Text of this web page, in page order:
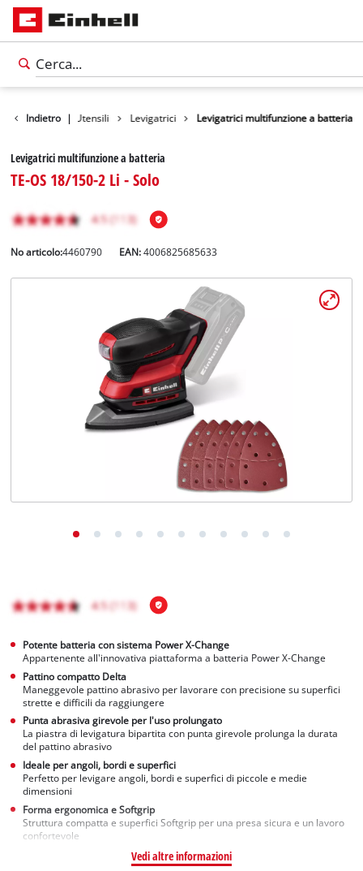
Indietro |
Prodotti Utensili Levigatrici Levigatrici multifunzione a batteria
Levigatrici multifunzione a batteria
TE-OS 18/150-2 Li - Solo
No articolo:4460790 EAN:4006825685633
Potente batteria con sistema Power X-Change
Appartenente all'innovativa piattaforma a batteria Power X-Change
Pattino compatto Delta
Maneggevole pattino abrasivo per lavorare con precisione su superfici
strette e difficili da raggiungere
Punta abrasiva girevole per l'uso prolungato
La piastra di levigatura bipartita con punta girevole prolunga la durata
del pattino abrasivo
Ideale per angoli, bordi e superfici
Perfetto per levigare angoli, bordi e superfici di piccole e medie
dimensioni
Forma ergonomica e Softgrip
Struttura compatta e superfici Softgrip per una presa sicura e un lavoro
confortevole
Vedi altre informazioni